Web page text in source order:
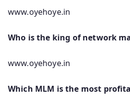
www.oyehoye.in
Who is the king of network
www.oyehoye.in
Which MLM is the most